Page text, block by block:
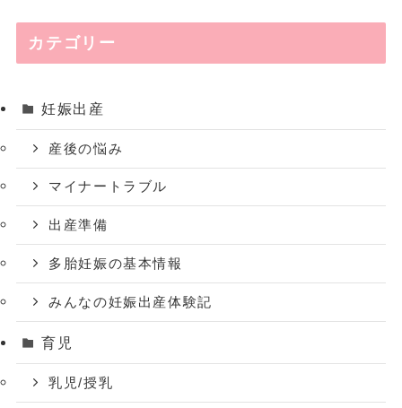
カテゴリー
妊娠出産
産後の悩み
マイナートラブル
出産準備
多胎妊娠の基本情報
みんなの妊娠出産体験記
育児
乳児/授乳